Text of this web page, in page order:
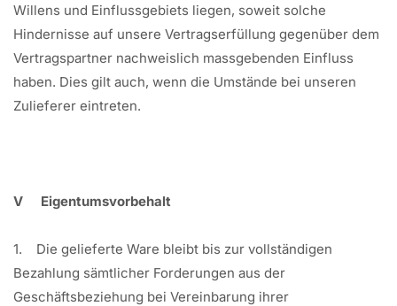
Willens und Einflussgebiets liegen, soweit solche
Hindernisse auf unsere Vertragserfüllung gegenüber dem
Vertragspartner nachweislich massgebenden Einfluss
haben. Dies gilt auch, wenn die Umstände bei unseren
Zulieferer eintreten.
V Eigentumsvorbehalt
1. Die gelieferte Ware bleibt bis zur vollständigen
Bezahlung sämtlicher Forderungen aus der
Geschäftsbeziehung bei Vereinbarung ihrer